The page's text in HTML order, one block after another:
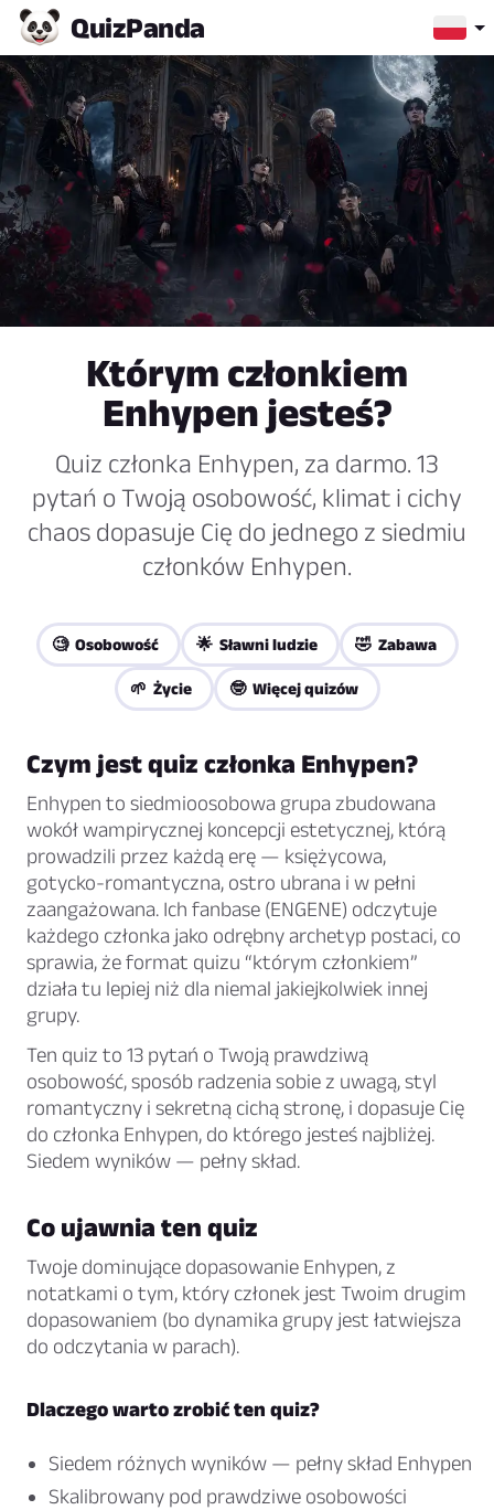
QuizPanda
Którym członkiem
Enhypen jesteś?
Quiz członka Enhypen, za darmo. 13
pytań o Twoją osobowość, klimat i cichy
chaos dopasuje Cię do jednego z siedmiu
członków Enhypen.
🧐 Osobowość 🌟 Sławni ludzie 🤣 Zabawa
🌱 Życie 🤓 Więcej quizów
Czym jest quiz członka Enhypen?
Enhypen to siedmioosobowa grupa zbudowana
wokół wampirycznej koncepcji estetycznej, którą
prowadzili przez każdą erę — księżycowa,
gotycko-romantyczna, ostro ubrana i w pełni
zaangażowana. Ich fanbase (ENGENE) odczytuje
każdego członka jako odrębny archetyp postaci, co
sprawia, że format quizu “którym członkiem”
działa tu lepiej niż dla niemal jakiejkolwiek innej
grupy.
Ten quiz to 13 pytań o Twoją prawdziwą
osobowość, sposób radzenia sobie z uwagą, styl
romantyczny i sekretną cichą stronę, i dopasuje Cię
do członka Enhypen, do którego jesteś najbliżej.
Siedem wyników — pełny skład.
Co ujawnia ten quiz
Twoje dominujące dopasowanie Enhypen, z
notatkami o tym, który członek jest Twoim drugim
dopasowaniem (bo dynamika grupy jest łatwiejsza
do odczytania w parach).
Dlaczego warto zrobić ten quiz?
Siedem różnych wyników — pełny skład Enhypen
Skalibrowany pod prawdziwe osobowości